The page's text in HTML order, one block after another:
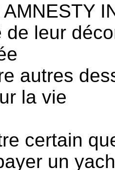
de leur
autres
la vie
certain
un